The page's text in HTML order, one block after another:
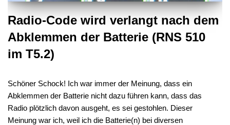
Radio-Code wird verlangt nach dem
Abklemmen der Batterie (RNS 510
im T5.2)
Schöner Schock! Ich war immer der Meinung, dass ein
Abklemmen der Batterie nicht dazu führen kann, dass das
Radio plötzlich davon ausgeht, es sei gestohlen. Dieser
Meinung war ich, weil ich die Batterie(n) bei diversen